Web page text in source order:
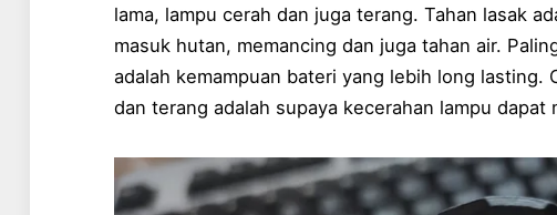
lama, lampu cerah dan juga terang. Tahan lasak
masuk hutan, memancing dan juga tahan air.
adalah kemampuan bateri yang lebih long lasting.
dan terang adalah supaya kecerahan lampu dapat